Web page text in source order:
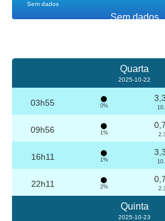
Sem dados
Sem dados
Quarta
2025-10-22
03h55 0%
09h56 1%
16h11 1%
22h11 2%
Quinta
2025-10-23